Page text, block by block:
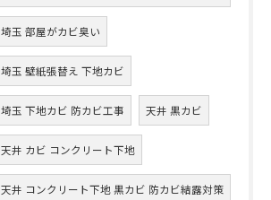
埼玉 部屋がカビ臭い
埼玉 壁紙張替え 下地カビ
埼玉 下地カビ 防カビ工事 天井 黒カビ
天井 カビ コンクリート下地
天井 コンクリート下地 黒カビ 防カビ結露対策